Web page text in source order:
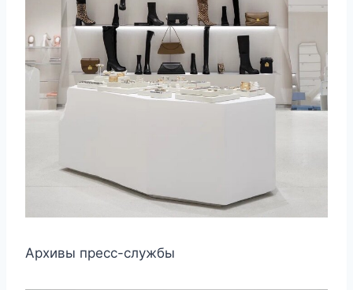
Архивы пресс-службы